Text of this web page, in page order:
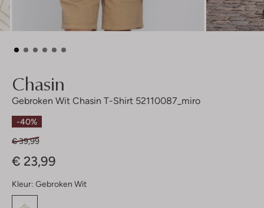
Chasin
Gebroken Wit Chasin T-Shirt 52110087_miro
-40%
€ 39,99
€ 23,99
Kleur: Gebroken Wit